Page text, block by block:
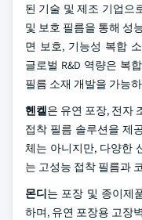
된 기술 및 제조 기업으
및 보호 필름을 통해 성
면 보호, 기능성 복합
글로벌 R&D 역량은 복
필름 소재 개발을 가능
헨켈은 유연 포장, 전자
접착 필름 솔루션을 제
체는 아니지만, 다양한
는 고성능 접착 필름과
몬디는 포장 및 종이제
하며, 유연 포장용 고장